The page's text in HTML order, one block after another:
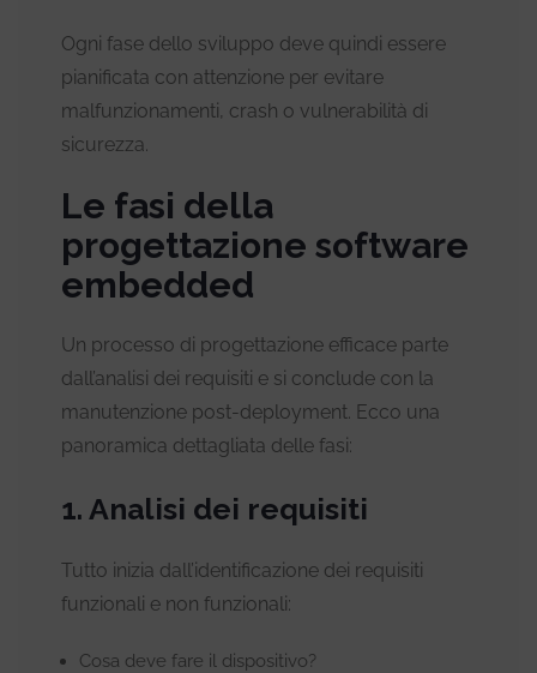
Ogni fase dello sviluppo deve quindi essere
pianificata con attenzione per evitare
malfunzionamenti, crash o vulnerabilità di
sicurezza.
Le fasi della
progettazione software
embedded
Un processo di progettazione efficace parte
dall’analisi dei requisiti e si conclude con la
manutenzione post-deployment. Ecco una
panoramica dettagliata delle fasi:
1. Analisi dei requisiti
Tutto inizia dall’identificazione dei requisiti
funzionali e non funzionali:
Cosa deve fare il dispositivo?